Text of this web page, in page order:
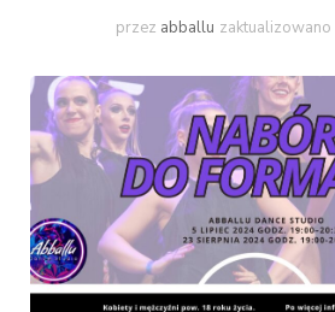
przez abballu zaktualizowano